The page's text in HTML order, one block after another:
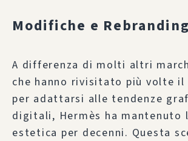
Modifiche e Rebranding
A differenza di molti altri
che hanno rivisitato più volte
per adattarsi alle tendenze
digitali, Hermès ha mantenuto
estetica per decenni. Questa